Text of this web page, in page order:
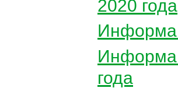
2020 года
года